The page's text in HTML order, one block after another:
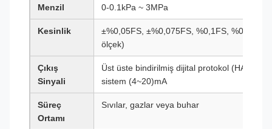
Menzil 0-0.1kPa ~ 3MPa
Kesinlik
±%0,05FS, ±%0,075FS, %0,1FS,
ölçek)
Çıkış
Sinyali
Üst üste bindirilmiş dijital protokol (HART),
sistem (4~20)mA
Süreç
Ortamı
Sıvılar, gazlar veya buhar